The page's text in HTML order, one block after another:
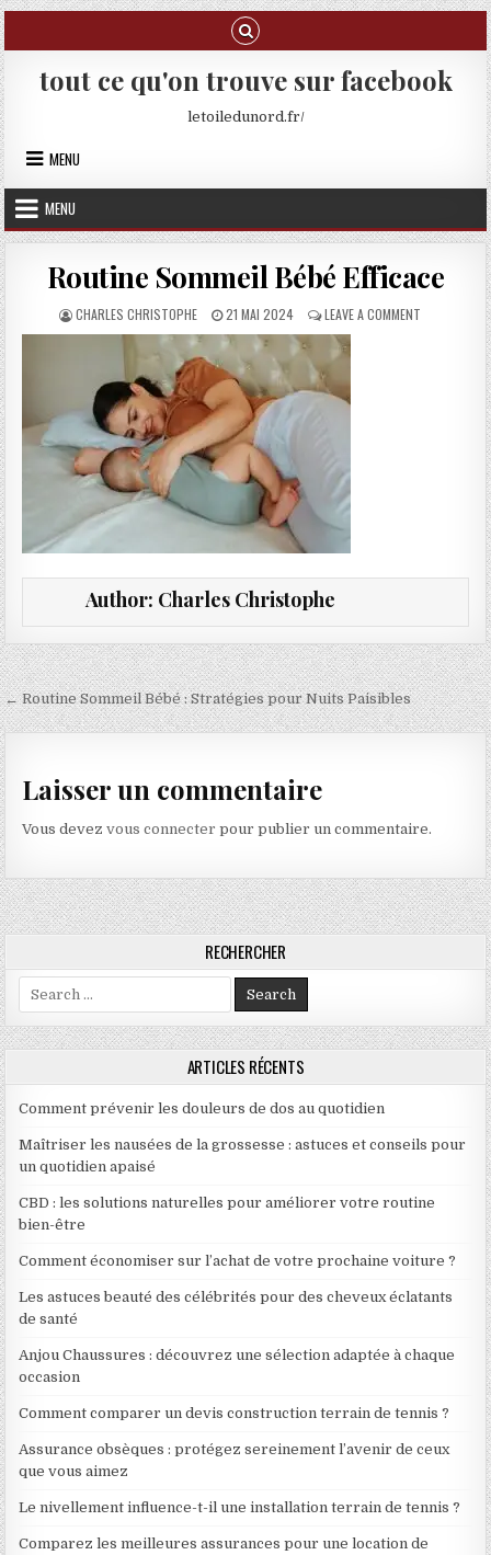
Skip to content
tout ce qu'on trouve sur facebook
letoiledunord.fr/
MENU
MENU
Routine Sommeil Bébé Efficace
AUTHOR:
CHARLES CHRISTOPHE PUBLISHED DATE:
21 MAI 2024 LEAVE A COMMENT ON
Author: Charles Christophe
Navigation de l’article
← Routine Sommeil Bébé : Stratégies pour Nuits Paisibles
Laisser un commentaire
Vous devezvous connecter pour publier un commentaire.
RECHERCHER
Search for:
ARTICLES RÉCENTS
Comment prévenir les douleurs de dos au quotidien
Maîtriser les nausées de la grossesse : astuces et conseils pour
un quotidien apaisé
CBD : les solutions naturelles pour améliorer votre routine
bien-être
Comment économiser sur l’achat de votre prochaine voiture ?
Les astuces beauté des célébrités pour des cheveux éclatants
de santé
Anjou Chaussures : découvrez une sélection adaptée à chaque
occasion
Comment comparer un devis construction terrain de tennis ?
Assurance obsèques : protégez sereinement l’avenir de ceux
que vous aimez
Le nivellement influence-t-il une installation terrain de tennis ?
Comparez les meilleures assurances pour une location de